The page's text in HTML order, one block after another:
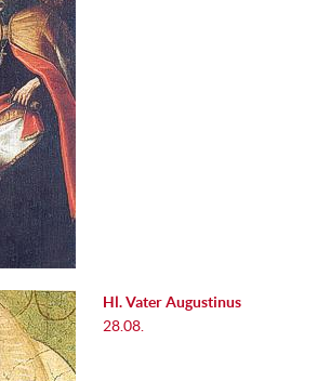
Hl. Vater Augustinus
28.08.